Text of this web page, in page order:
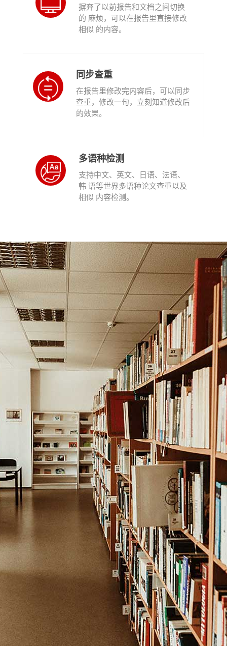
摒弃了以前报告和文档之间切换
的 麻烦，可以在报告里直接修改
相似 的内容。
同步查重
在报告里修改完内容后，可以同步
查重，修改一句，立刻知道修改后
的效果。
多语种检测
支持中文、英文、日语、法语、
韩 语等世界多语种论文查重以及
相似 内容检测。
关注PaperEra微信公众号
免费智能查重5.0系统全线升级，
Al智能一键论文降重，实时查重.